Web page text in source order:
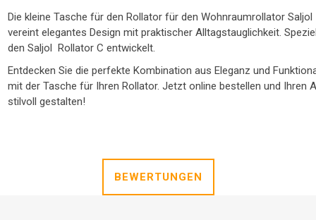
Die kleine Tasche für den Rollator für den Wohnraumrollator Saljol
vereint elegantes Design mit praktischer Alltagstauglichkeit.
den Saljol Rollator C entwickelt.
Entdecken Sie die perfekte Kombination aus Eleganz und
mit der Tasche für Ihren Rollator. Jetzt online bestellen und Ihren
stilvoll gestalten!
BEWERTUNGEN